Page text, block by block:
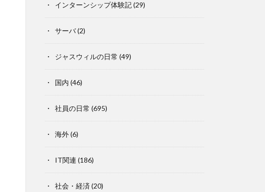
インターンシップ体験記(29)
サーバ(2)
ジャスウィルの日常 (49)
国内 (46)
社員の日常 (695)
海外(6)
IT関連 (186)
社会・経済(20)